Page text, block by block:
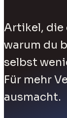
Artikel, die
warum du
selbst
Für mehr
ausmacht.